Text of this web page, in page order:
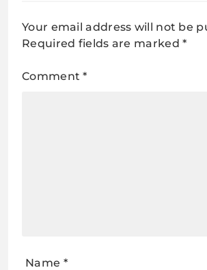
Your email address will not be
Required fields are marked*
Comment*
Name *